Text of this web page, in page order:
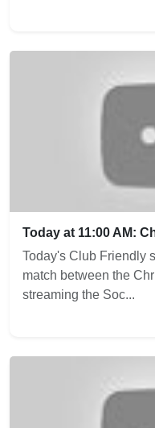
Today at 11:00 AM:
Today's Club Friendly
match between the
streaming the Soc...